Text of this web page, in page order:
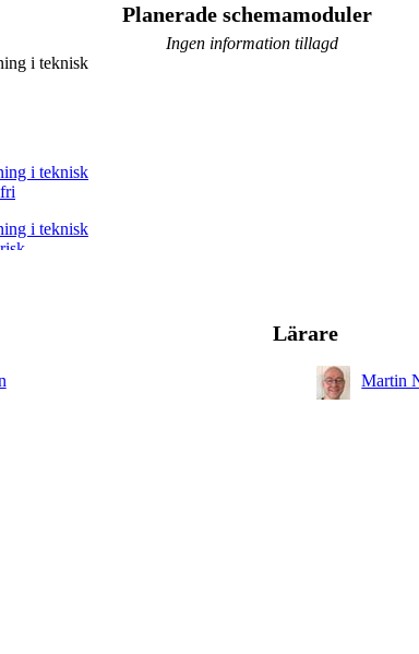
i teknisk
Planerade schemamoduler
Ingen information tillagd
i teknisk
i teknisk
Lärare
Martin